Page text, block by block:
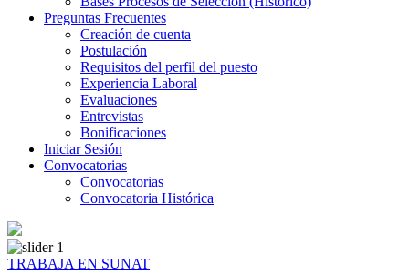
Preguntas Frecuentes
Creación de cuenta
Postulación
Requisitos del perfil del puesto
Experiencia Laboral
Evaluaciones
Entrevistas
Bonificaciones
Iniciar Sesión
Convocatorias
Convocatorias
Convocatoria Histórica
TRABAJA EN SUNAT